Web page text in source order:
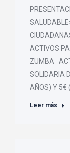
ACTIVOS
ZUMBA
SOLIDARIA
AÑOS) Y 5€
Leer más